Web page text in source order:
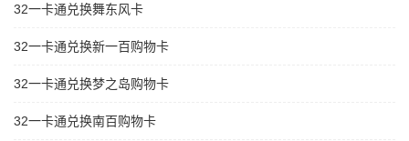
32一卡通兑换舞东风卡
32一卡通兑换新一百购物卡
32一卡通兑换梦之岛购物卡
32一卡通兑换南百购物卡